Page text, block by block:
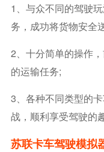
1、与众不同的驾驶
务，成功将货物安全
2、十分简单的操作
的运输任务;
3、各种不同类型的
战，顺利享受驾驶的
苏联卡车驾驶模拟